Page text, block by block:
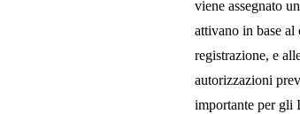
viene assegnato
attivano in base al
registrazione, e
autorizzazioni
importante per gli